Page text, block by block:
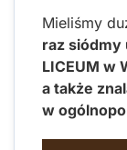
Mieliśmy
raz siódmy
LICEUM w
a także
w